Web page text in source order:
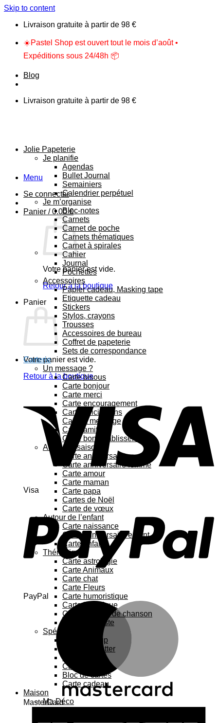
Skip to content
Livraison gratuite à partir de 98 €
☀️Pastel Shop est ouvert tout le mois d’août •
Expéditions sous 24/48h 📦
Blog
Livraison gratuite à partir de 98 €
Menu
Se connecter
Panier /0.00€
Votre panier est vide.
Retour à la boutique
Panier
Votre panier est vide.
Retour à la boutique
Visa
PayPal
MasterCard
Jolie Papeterie
Je planifie
Agendas
Bullet Journal
Semainiers
Calendrier perpétuel
Je m’organise
Bloc-notes
Carnets
Carnet de poche
Carnets thématiques
Carnet à spirales
Cahier
Journal
Pochettes
Accessoires
Papier cadeau, Masking tape
Etiquette cadeau
Stickers
Stylos, crayons
Trousses
Accessoires de bureau
Coffret de papeterie
Sets de correspondance
Carterie
Un message ?
Carte bisous
Carte bonjour
Carte merci
Carte encouragement
Carte félicitations
Carte à message
Carte amitié
Carte bon rétablissement
Au fil des saisons
Carte anniversaire
Carte anniversaire femme
Carte amour
Carte maman
Carte papa
Cartes de Noël
Carte de vœux
Autour de l’enfant
Carte naissance
Carte anniversaire enfant
Carte enfant
Thématique
Carte astrologie
Carte Animaux
Carte chat
Carte Fleurs
Carte humoristique
Carte botanique
Carte Paroles de chanson
Carte féministe
Spécial
Carte Pop up
Cartes à gratter
Carte à sticker
Bloc de cartes
Carte cadeau
Maison
Ma Déco